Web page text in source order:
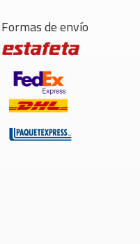
Formas de envío